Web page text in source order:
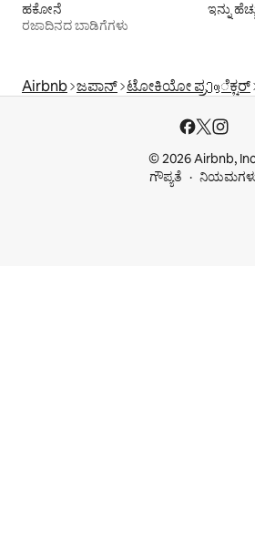
ಹಕೋನೆ
ರಜಾದಿನದ ಬಾಡಿಗೆಗಳು
ಇನ್ನು
Airbnb ಜಪಾನ್ ಟೋಕಿಯೋ ಪ್ರეფೆಕ್ಚರ್
© 2026 Airbnb,
ಗೌಪ್ಯತೆ